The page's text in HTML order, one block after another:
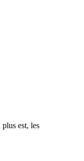
est, les